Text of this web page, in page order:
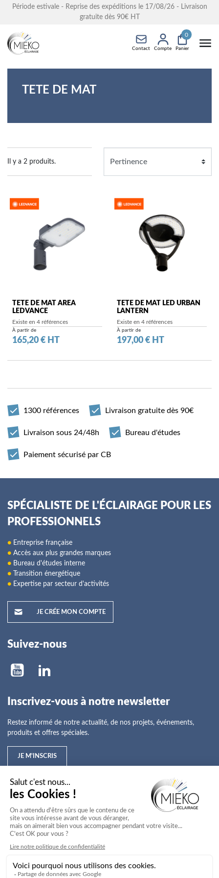
Période estivale - Reprise des expéditions le 17/08/26 - Livraison
gratuite dès 90€ HT
Contact Compte Panier
0
TETE DE MAT
Il y a 2 produits.
TETE DE MAT AREA
LEDVANCE
Existe en 4 références
À partir de
Prix
165,20 € HT
TETE DE MAT LED URBAN
LANTERN
Existe en 4 références
À partir de
Prix
197,00 € HT
1300 références Livraison gratuite dès 90€
Livraison sous 24/48h Bureau d'études
Paiement sécurisé par CB
SPÉCIALISTE DE L'ÉCLAIRAGE POUR LES
PROFESSIONNELS
● Entreprise française
● Accès aux plus grandes marques
● Bureau d'études interne
● Transition énergétique
● Expertise par secteur d'activités
JE CRÉE MON COMPTE
Suivez-nous
Inscrivez-vous à notre newsletter
Restez informé de notre actualité, de nos projets, événements,
produits et offres spéciales.
JE M'INSCRIS
Nos offres
Nos services
Nos secteurs d'activité
Service client